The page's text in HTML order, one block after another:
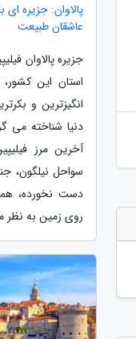
پالاوان: جزیره ای
عاشقان طبیعت
جزیره پالاوان
استان این
انگیزترین و
دنیا شناخته می
آخرین مرز
سواحل نیلگون،
دست نخورده،
روی زمین به